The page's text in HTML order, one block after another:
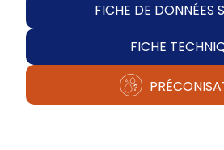
FICHE DE DONNÉES
FICHE